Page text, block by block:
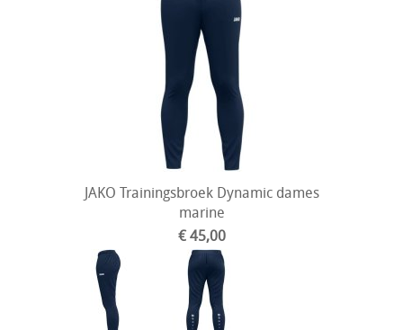
JAKO Trainingsbroek Dynamic dames
marine
€ 45,00